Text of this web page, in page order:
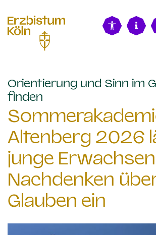
Orientierung und Sinn im
finden
Altenberg 2026
junge
Nachdenken
Glauben ein